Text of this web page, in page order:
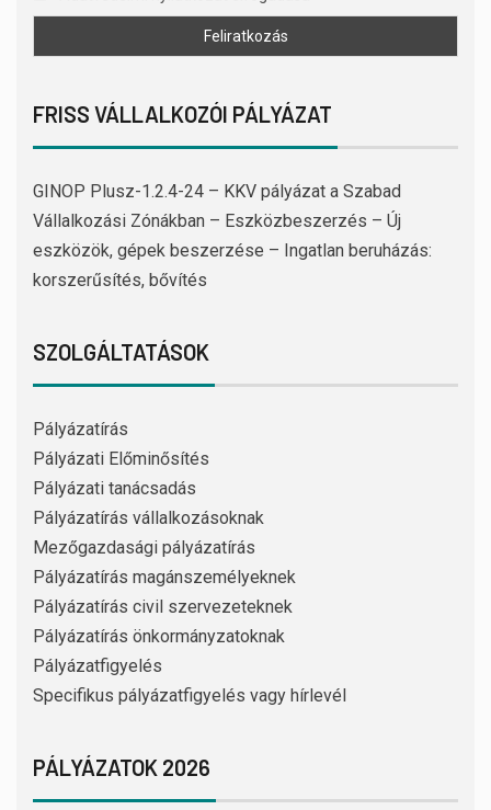
FRISS VÁLLALKOZÓI PÁLYÁZAT
GINOP Plusz-1.2.4-24 – KKV pályázat a Szabad
Vállalkozási Zónákban – Eszközbeszerzés – Új
eszközök, gépek beszerzése – Ingatlan beruházás:
korszerűsítés, bővítés
SZOLGÁLTATÁSOK
Pályázatírás
Pályázati Előminősítés
Pályázati tanácsadás
Pályázatírás vállalkozásoknak
Mezőgazdasági pályázatírás
Pályázatírás magánszemélyeknek
Pályázatírás civil szervezeteknek
Pályázatírás önkormányzatoknak
Pályázatfigyelés
Specifikus pályázatfigyelés vagy hírlevél
PÁLYÁZATOK 2026